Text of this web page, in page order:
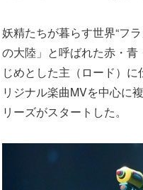
妖精たちが暮らす世界“フ
の大陸」と呼ばれた赤・青
じめとした主（ロード）
リジナル楽曲MVを中心に
リーズがスタートした。